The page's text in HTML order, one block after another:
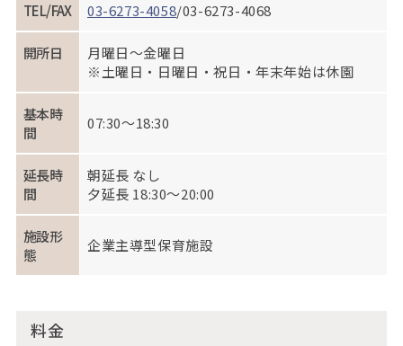
TEL/FAX 03-6273-4058/03-6273-4068
開所日
月曜日～金曜日
※土曜日・日曜日・祝日・年末年始は休園
基本時
間
07:30～18:30
延長時
間
朝延長 なし
夕延長 18:30～20:00
施設形
態
企業主導型保育施設
料金